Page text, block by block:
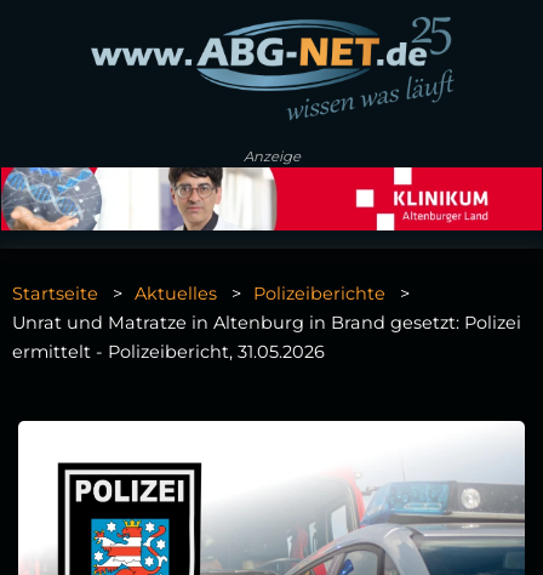
Anzeige
Startseite Aktuelles
Polizeiberichte
Unrat und Matratze in Altenburg in Brand gesetzt: Polizei
ermittelt - Polizeibericht, 31.05.2026